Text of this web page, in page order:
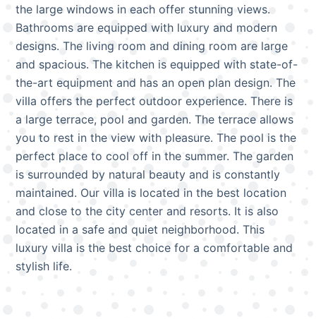
the large windows in each offer stunning views.
Bathrooms are equipped with luxury and modern
designs. The living room and dining room are large
and spacious. The kitchen is equipped with state-of-
the-art equipment and has an open plan design. The
villa offers the perfect outdoor experience. There is
a large terrace, pool and garden. The terrace allows
you to rest in the view with pleasure. The pool is the
perfect place to cool off in the summer. The garden
is surrounded by natural beauty and is constantly
maintained. Our villa is located in the best location
and close to the city center and resorts. It is also
located in a safe and quiet neighborhood. This
luxury villa is the best choice for a comfortable and
stylish life.